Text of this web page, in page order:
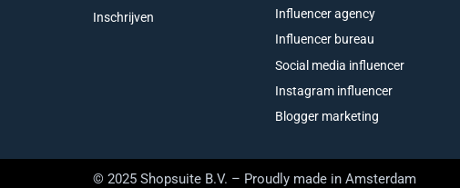
Inschrijven
Influencer agency
Influencer bureau
Social media influencer
Instagram influencer
Blogger marketing
© 2025 Shopsuite B.V. – Proudly made in Amsterdam